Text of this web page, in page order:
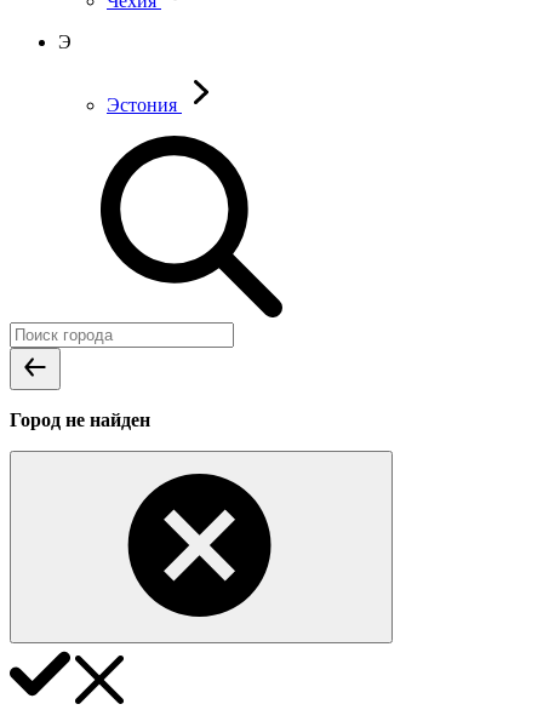
Э
Эстония
Город не найден